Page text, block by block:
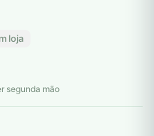
loja
segunda mão